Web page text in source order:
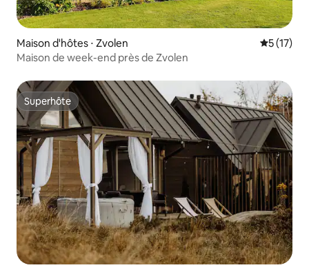
Maison d'hôtes ⋅ Zvolen
5 (17)
Maison de week-end près de Zvolen
Superhôte
Superhôte